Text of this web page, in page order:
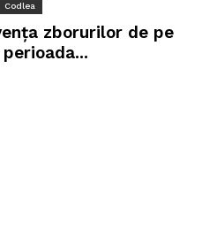
Codlea
zborurilor de pe